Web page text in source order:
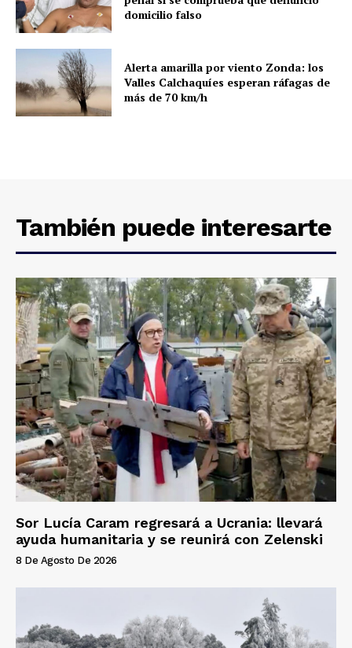
domicilio falso
Alerta amarilla por viento Zonda: los
Valles Calchaquíes esperan ráfagas de
más de 70 km/h
También puede interesarte
Sor Lucía Caram regresará a Ucrania: llevará
ayuda humanitaria y se reunirá con Zelenski
8 De Agosto De 2026